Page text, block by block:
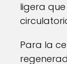
ligera
Para la